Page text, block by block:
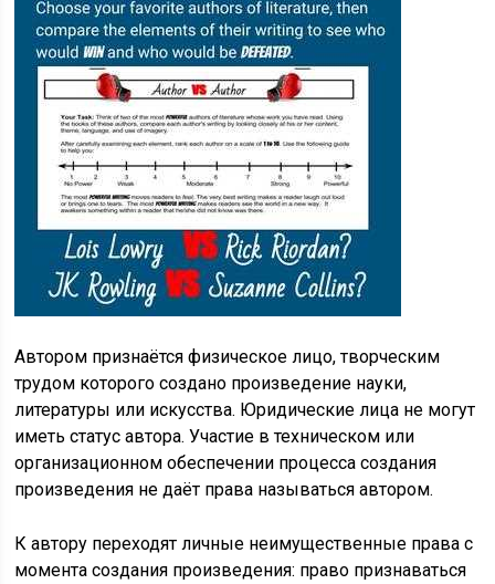
Автором признаётся физическое лицо, творческим
трудом которого создано произведение науки,
литературы или искусства. Юридические лица не могут
иметь статус автора. Участие в техническом или
организационном обеспечении процесса создания
произведения не даёт права называться автором.
К автору переходят личные неимущественные права с
момента создания произведения: право признаваться